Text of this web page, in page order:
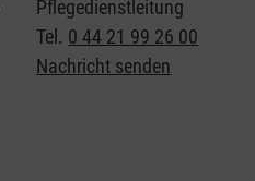
Pflegedienstleitung
Tel. 0 44 21 99 26 00
Nachricht senden